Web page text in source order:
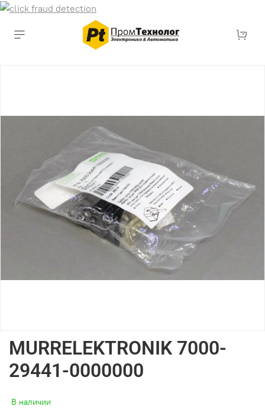
MURRELEKTRONIK 7000-
29441-0000000
В наличии